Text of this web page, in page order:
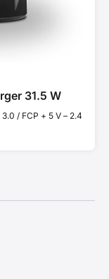
31.5 W
/ FCP + 5 V – 2.4